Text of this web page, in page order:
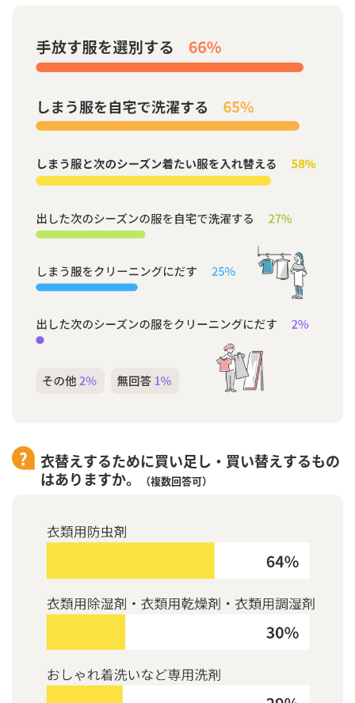
衣替えするために買い足し・買い替えするもの
はありますか。
（複数回答可）